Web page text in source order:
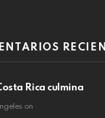
Rica culmina
on